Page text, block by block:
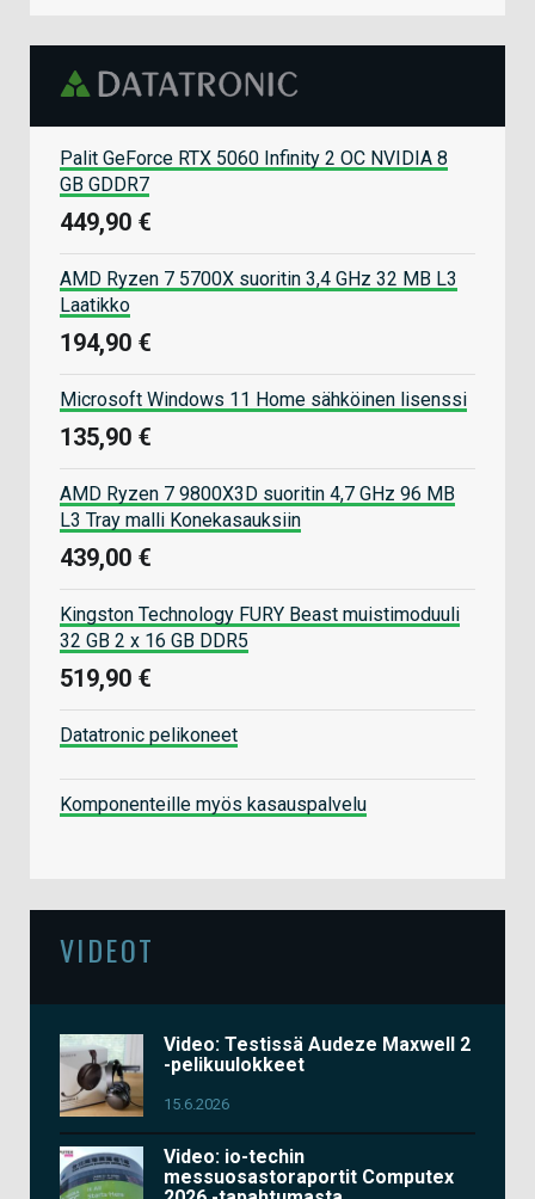
Palit GeForce RTX 5060 Infinity 2 OC NVIDIA 8
GB GDDR7
449,90 €
AMD Ryzen 7 5700X suoritin 3,4 GHz 32 MB L3
Laatikko
194,90 €
Microsoft Windows 11 Home sähköinen lisenssi
135,90 €
AMD Ryzen 7 9800X3D suoritin 4,7 GHz 96 MB
L3 Tray malli Konekasauksiin
439,00 €
Kingston Technology FURY Beast muistimoduuli
32 GB 2 x 16 GB DDR5
519,90 €
Datatronic pelikoneet
Komponenteille myös kasauspalvelu
VIDEOT
Video: Testissä Audeze Maxwell 2
-pelikuulokkeet
15.6.2026
Video: io-techin
messuosastoraportit Computex